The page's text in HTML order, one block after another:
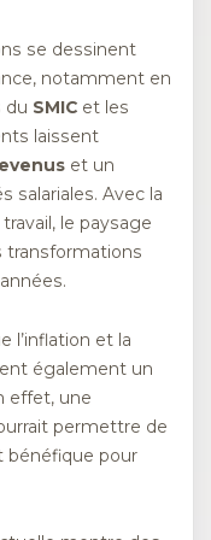
se dessinent
notamment en
du SMIC et les
laissent
et un
salariales. Avec la
le paysage
transformations
l’inflation et la
également un
effet, une
permettre de
bénéfique pour